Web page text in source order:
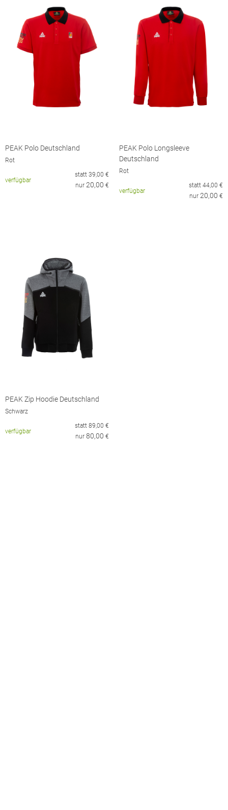
PEAK Polo Deutschland
Rot
verfügbar
statt 39,00 €
nur 20,00 €
PEAK Polo Longsleeve
Deutschland
Rot
verfügbar
statt 44,00 €
nur 20,00 €
PEAK Zip Hoodie Deutschland
Schwarz
verfügbar
statt 89,00 €
nur 80,00 €